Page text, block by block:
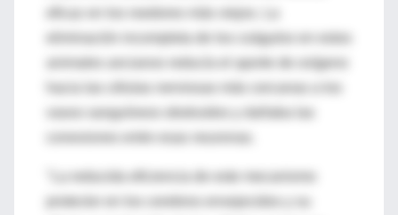
eliminación incompleta de los coágulos en estos
animales ancianos reducía el aporte de oxígeno
vasos sanguíneos obstruidos y dañaba las